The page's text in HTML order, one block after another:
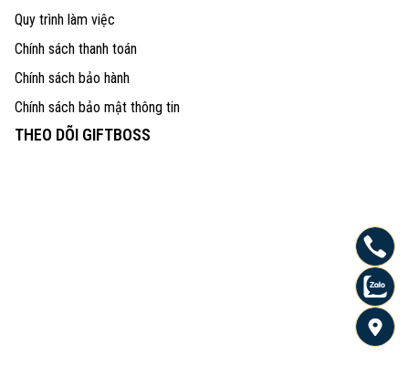
Quy trình làm việc
Chính sách thanh toán
Chính sách bảo hành
Chính sách bảo mật thông tin
THEO DÕI GIFTBOSS